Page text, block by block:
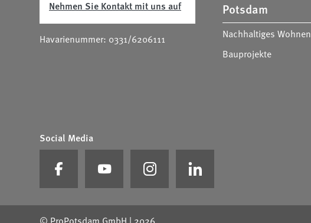
Unser Mieterservice:
Nehmen Sie Kontakt mit uns auf
Havarienummer: 0331/6206111
Potsdam
Nachhaltiges Wohnen
Bauprojekte
Social Media
Auf Facebook besuchen
Auf Youtube besuchenAuf Instagram besuchen
Auf Linkedin besuchen
Metanavigation